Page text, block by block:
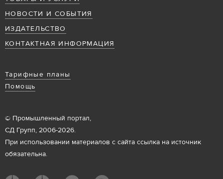
НОВОСТИ И СОБЫТИЯ
ИЗДАТЕЛЬСТВО
КОНТАКТНАЯ ИНФОРМАЦИЯ
Тарифные планы
Помощь
© Промышленный портал,
СД Групп, 2006-2026.
При использовании материалов с сайта ссылка на источник
обязательна.